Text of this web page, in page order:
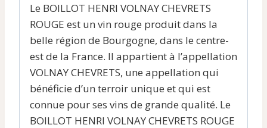
Le BOILLOT HENRI VOLNAY CHEVRETS
ROUGE est un vin rouge produit dans la
belle région de Bourgogne, dans le centre-
est de la France. Il appartient à l’appellation
VOLNAY CHEVRETS, une appellation qui
bénéficie d’un terroir unique et qui est
connue pour ses vins de grande qualité. Le
BOILLOT HENRI VOLNAY CHEVRETS ROUGE